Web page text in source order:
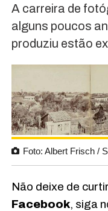
A carreira de
alguns poucos
produziu estão
Foto: Albert Frisch /
Não deixe de
Facebook, siga